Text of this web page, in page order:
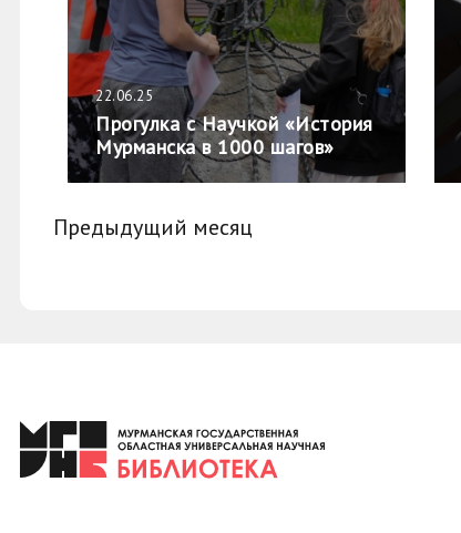
22.06.25
Прогулка с Научкой «История
Мурманска в 1000 шагов»
Предыдущий месяц